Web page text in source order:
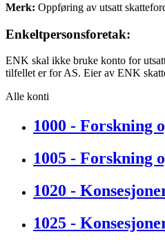
Merk: Oppføring av utsatt
Enkeltpersonsforetak:
ENK skal ikke bruke konto for
tilfellet er for AS. Eier av ENK
Alle konti
1000 - Forskning
1005 - Forskning
1020 -
1025 -